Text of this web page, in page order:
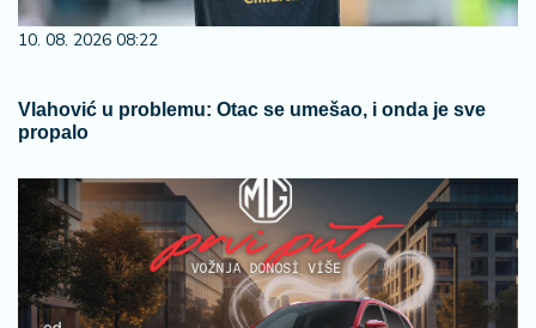
10. 08. 2026 08:22
Vlahović u problemu: Otac se umešao, i onda je sve
propalo